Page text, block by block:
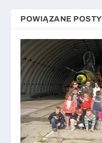
POWIĄZANE POSTY